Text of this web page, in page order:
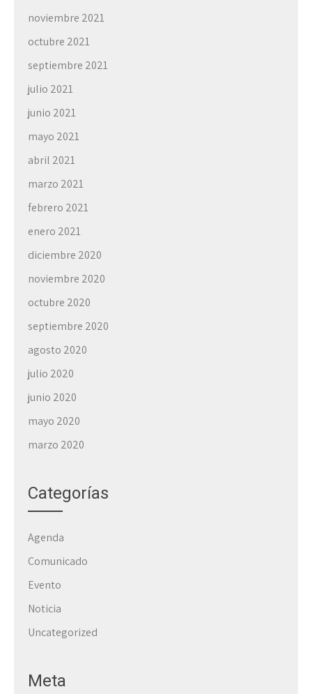
noviembre 2021
octubre 2021
septiembre 2021
julio 2021
junio 2021
mayo 2021
abril 2021
marzo 2021
febrero 2021
enero 2021
diciembre 2020
noviembre 2020
octubre 2020
septiembre 2020
agosto 2020
julio 2020
junio 2020
mayo 2020
marzo 2020
Categorías
Agenda
Comunicado
Evento
Noticia
Uncategorized
Meta